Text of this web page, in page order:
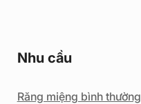
Nhu cầu
Răng miệng bình thường